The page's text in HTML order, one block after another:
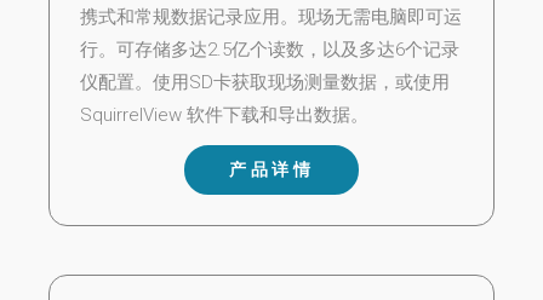
携式和常规数据记录应用。现场无需电脑即可运
行。可存储多达2.5亿个读数，以及多达6个记录
仪配置。使用SD卡获取现场测量数据，或使用
SquirrelView 软件下载和导出数据。
产品详情